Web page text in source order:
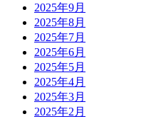
2025年9月
2025年8月
2025年7月
2025年6月
2025年5月
2025年4月
2025年3月
2025年2月